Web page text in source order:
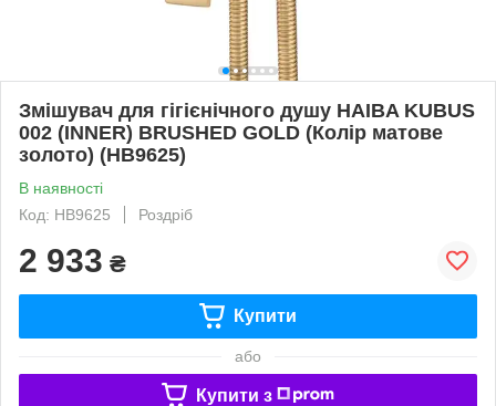
Змішувач для гігієнічного душу HAIBA KUBUS
002 (INNER) BRUSHED GOLD (Колір матове
золото) (HB9625)
В наявності
Код: HB9625
Роздріб
2 933 ₴
Купити
або
Купити з